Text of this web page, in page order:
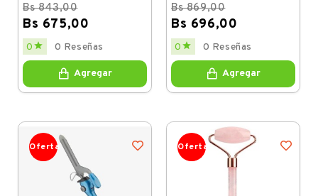
Bs 843,00
Bs 675,00
Regular
price
Price
0  0 Reseñas
Agregar
Bs 869,00
Bs 696,00
Regular
price
Price
0  0 Reseñas
Agregar
Oferta Oferta